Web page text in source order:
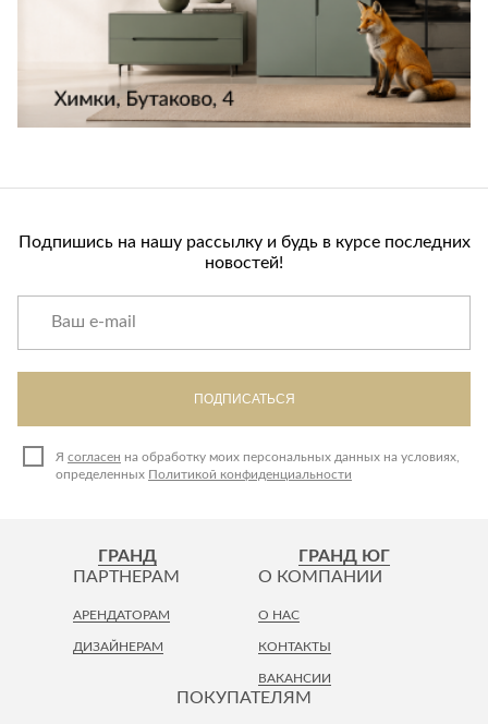
Подпишись на нашу рассылку и будь в курсе последних
новостей!
ПОДПИСАТЬСЯ
Я согласен на обработку моих персональных данных на условиях,
определенных Политикой конфиденциальности
ГРАНД ГРАНД ЮГ
ПОКУПАТЕЛЯМ
ПАРТНЕРАМ
АРЕНДАТОРАМ
ДИЗАЙНЕРАМ
О КОМПАНИИ
О НАС
КОНТАКТЫ
ВАКАНСИИ